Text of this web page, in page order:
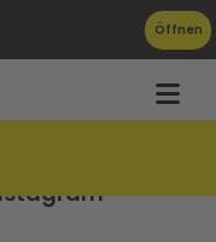
Öffnen